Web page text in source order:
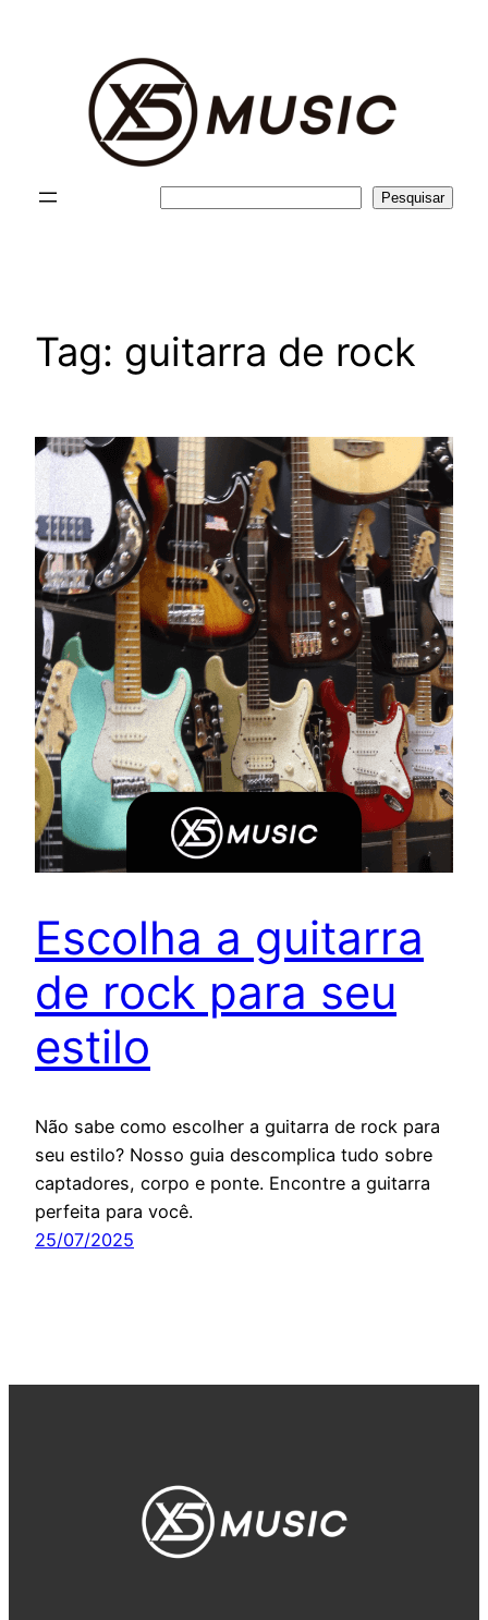
Pesquisar
Tag: guitarra de rock
Escolha a guitarra
de rock para seu
estilo
Não sabe como escolher a guitarra de rock para
seu estilo? Nosso guia descomplica tudo sobre
captadores, corpo e ponte. Encontre a guitarra
perfeita para você.
25/07/2025